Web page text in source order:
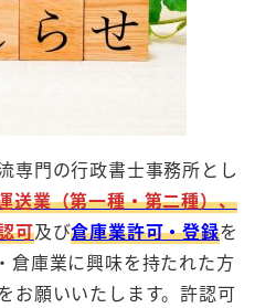
専門の行政書士事務所とし
送業（第一種・第二種）、
可及び倉庫業許可・登録を
倉庫業に興味を持たれた方
お願いいたします。許認可